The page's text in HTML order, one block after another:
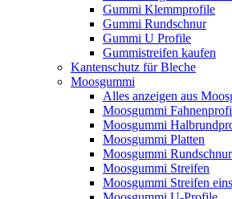
Gummi Klemmprofile
Gummi Rundschnur
Gummi U Profile
Gummistreifen kaufen
Kantenschutz für Bleche
Moosgummi
Alles anzeigen aus
Moosgummi
Moosgummi
Moosgummi Platten
Moosgummi Rundschnur
Moosgummi Streifen
Moosgummi Streifen